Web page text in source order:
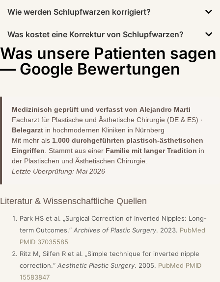
Wie werden Schlupfwarzen korrigiert?
Was kostet eine Korrektur von Schlupfwarzen?
Was unsere Patienten sagen
— Google Bewertungen
Medizinisch geprüft und verfasst von Alejandro Marti
Facharzt für Plastische und Ästhetische Chirurgie (DE & ES) ·
Belegarzt in hochmodernen Kliniken in Nürnberg
Mit mehr als 1.000 durchgeführten plastisch-ästhetischen
Eingriffen . Stammt aus einer Familie mit langer Tradition in
der Plastischen und Ästhetischen Chirurgie.
Letzte Überprüfung: Mai 2026
Literatur & Wissenschaftliche Quellen
Park HS et al. „Surgical Correction of Inverted Nipples: Long-
term Outcomes.“ Archives of Plastic Surgery. 2023. PubMed
PMID 37035585
Ritz M, Silfen R et al. „Simple technique for inverted nipple
correction.“ Aesthetic Plastic Surgery. 2005. PubMed PMID
15583847